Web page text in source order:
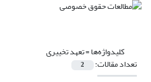
کلیدواژه‌ها =تعهد تخییری
تعداد مقالات: 2